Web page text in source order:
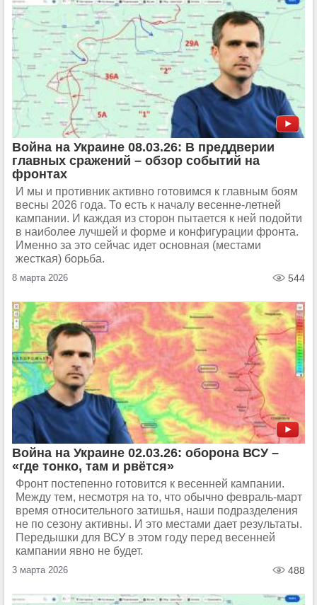
Война на Украине 08.03.26: В преддверии
главных сражений – обзор событий на
фронтах
И мы и противник активно готовимся к главным боям
весны 2026 года. То есть к началу весенне-летней
кампании. И каждая из сторон пытается к ней подойти
в наиболее лучшей и форме и конфигурации фронта.
Именно за это сейчас идет основная (местами
жесткая) борьба.
8 марта 2026 544
Война на Украине 02.03.26: оборона ВСУ –
«где тонко, там и рвётся»
Фронт постепенно готовится к весенней кампании.
Между тем, несмотря на то, что обычно февраль-март
время относительного затишья, наши подразделения
не по сезону активны. И это местами дает результаты.
Передышки для ВСУ в этом году перед весенней
кампании явно не будет.
3 марта 2026 488